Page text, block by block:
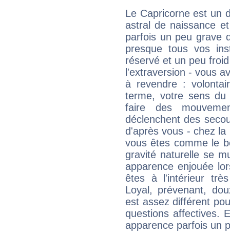
Le Capricorne est un
astral de naissance
parfois un peu grave
presque tous vos
réservé et un peu
l'extraversion - vous
à revendre :
terme, votre sens
faire des
déclenchent des
d'après vous - chez
vous êtes comme le
gravité naturelle se
apparence enjouée
êtes à l'intérieur
Loyal, prévenant,
est assez différent
questions affectives.
apparence parfois un